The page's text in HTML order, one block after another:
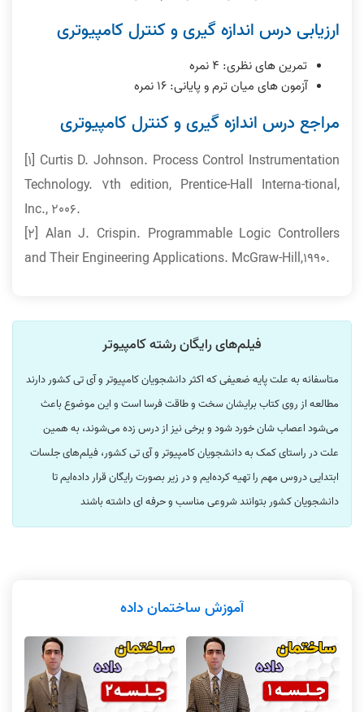
ارزیابی درس اندازه گیری و کنترل کامپیوتری
تمرین های نظری: ۴ نمره
آزمون های میان ترم و پایانی: ١۶ نمره
مراجع درس اندازه گیری و کنترل کامپیوتری
[1] Curtis D. Johnson. Process Control Instrumentation
Technology. 7th edition, Prentice-Hall Interna-tional,
Inc., 2006.
[2] Alan J. Crispin. Programmable Logic Controllers
and Their Engineering Applications. McGraw-Hill,1990.
فیلم‌های رایگان رشته کامپیوتر
متاسفانه به علت پایه ضعیفی که اکثر دانشجویان کامپیوتر و آی تی کشور دارند
مطالعه از روی کتاب برایشان سخت و طاقت فرسا است و این موضوع باعث
می‌شود اعصاب شان خورد شود و برخی نیز از درس زده می‌شوند، به همین
علت در راستای کمک به دانشجویان کامپیوتر و آی تی کشور، فیلم‌های جلسات
ابتدایی دروس مهم را تهیه کرده‌ایم و در زیر بصورت رایگان قرار داده‌ایم تا
دانشجویان کشور بتوانند شروعی مناسب و حرفه ای داشته باشند
آموزش ساختمان داده